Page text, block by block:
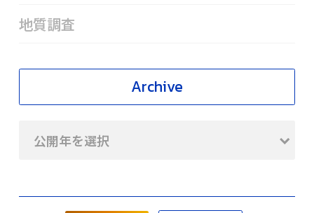
地質調査
Archive
公開年を選択